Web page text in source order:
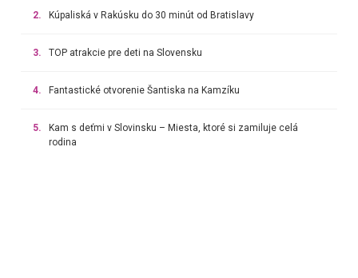
2. Kúpaliská v Rakúsku do 30 minút od Bratislavy
3. TOP atrakcie pre deti na Slovensku
4. Fantastické otvorenie Šantiska na Kamzíku
5.
Kam s deťmi v Slovinsku – Miesta, ktoré si zamiluje celá
rodina